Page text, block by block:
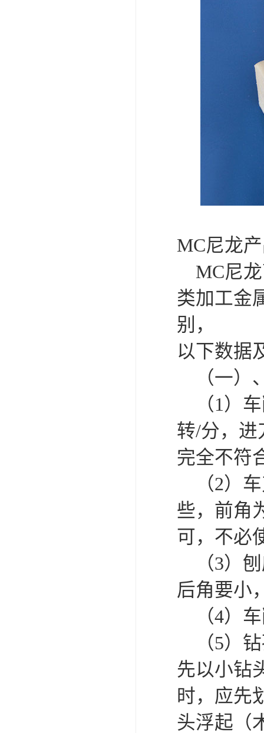
MC尼龙
MC尼龙
类加工金
别，
以下数据
（一）
（1）车
转/分，进
完全不符
（2）车
些，前角
可，不必
（3）刨
后角要小
（4）车
（5）钻
先以小钻
时，应先
头浮起（